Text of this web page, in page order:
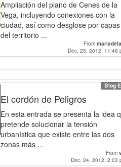
Ampliación del plano de Cenes de la
Vega, incluyendo conexiones con la
ciudad, así como desglose por capas
del territorio ...
From
Dec. 25, 2012, 11:46
Blog
El cordón de Peligros
En esta entrada se presenta la idea
pretende solucionar la tensión
urbanística que existe entre las dos
zonas más ...
From
Dec. 24, 2012, 2:03